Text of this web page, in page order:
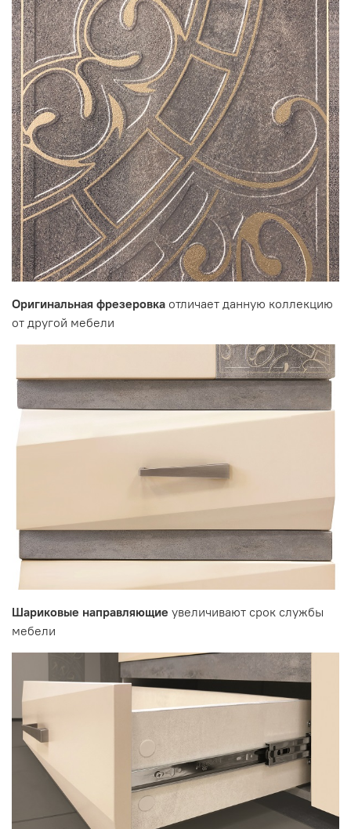
Цвет:
корпус - Кена
фасад - Белый Песок / Фреска Невада
Производитель:
Оригинальная фрезеровка отличает данную коллекцию
от другой мебели
Шариковые направляющие увеличивают срок службы
мебели